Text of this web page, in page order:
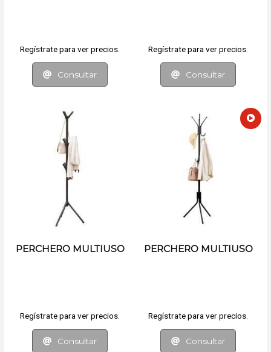
Regístrate para ver precios.
Consultar
Regístrate para ver precios.
Consultar
PERCHERO MULTIUSO
Regístrate para ver precios.
Consultar
PERCHERO MULTIUSO
Regístrate para ver precios.
Consultar